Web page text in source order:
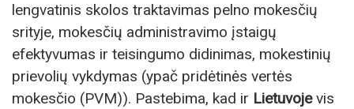
lengvatinis skolos traktavimas pelno mokesčių
srityje, mokesčių administravimo įstaigų
efektyvumas ir teisingumo didinimas, mokestinių
prievolių vykdymas (ypač pridėtinės vertės
mokesčio (PVM)). Pastebima, kad ir Lietuvojevis